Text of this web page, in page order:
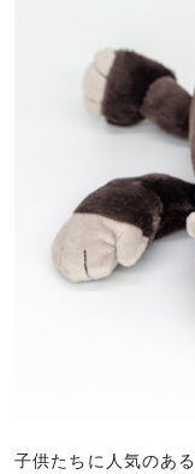
子供たちに人気のあ